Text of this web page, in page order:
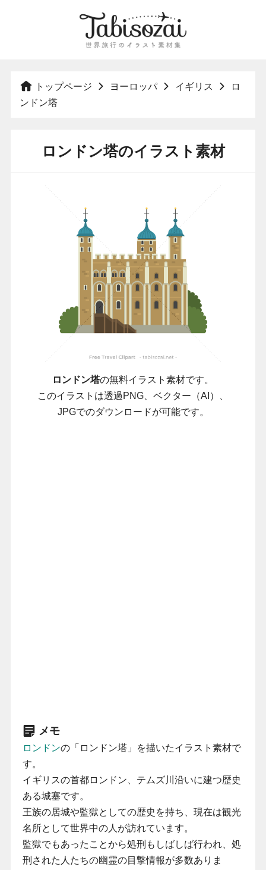
トップページ ヨーロッパ イギリス
ロ
ンドン塔
ロンドン塔のイラスト素材
ロンドン塔の無料イラスト素材です。
このイラストは透過PNG、ベクター（AI）、
JPGでのダウンロードが可能です。
メモ
ロンドンの「ロンドン塔」を描いたイラスト素材で
す。
イギリスの首都ロンドン、テムズ川沿いに建つ歴史
ある城塞です。
王族の居城や監獄としての歴史を持ち、現在は観光
名所として世界中の人が訪れています。
監獄でもあったことから処刑もしばしば行われ、処
刑された人たちの幽霊の目撃情報が多数ありま